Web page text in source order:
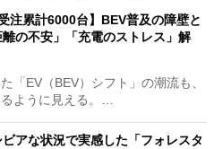
注累計6000台】BEV普及の障壁と
の不安」「充電のストレス」解
「EV（BEV）シフト」の潮流も、
ように見える。…
ビアな状況で実感した「フォレスタ